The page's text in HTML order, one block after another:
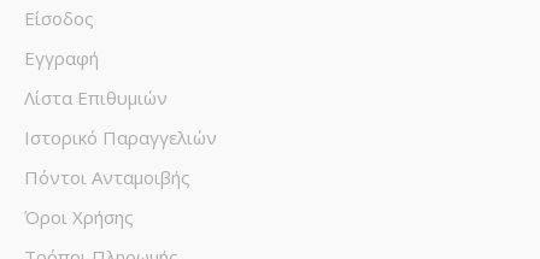
Είσοδος
Εγγραφή
Λίστα Επιθυμιών
Ιστορικό Παραγγελιών
Πόντοι Ανταμοιβής
Όροι Χρήσης